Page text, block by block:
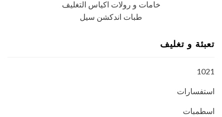
خامات و رولات اكياس التغليف
طبات اندكشن سيل
تعبئة و تغليف
1021
استفسارات
اسطمبات